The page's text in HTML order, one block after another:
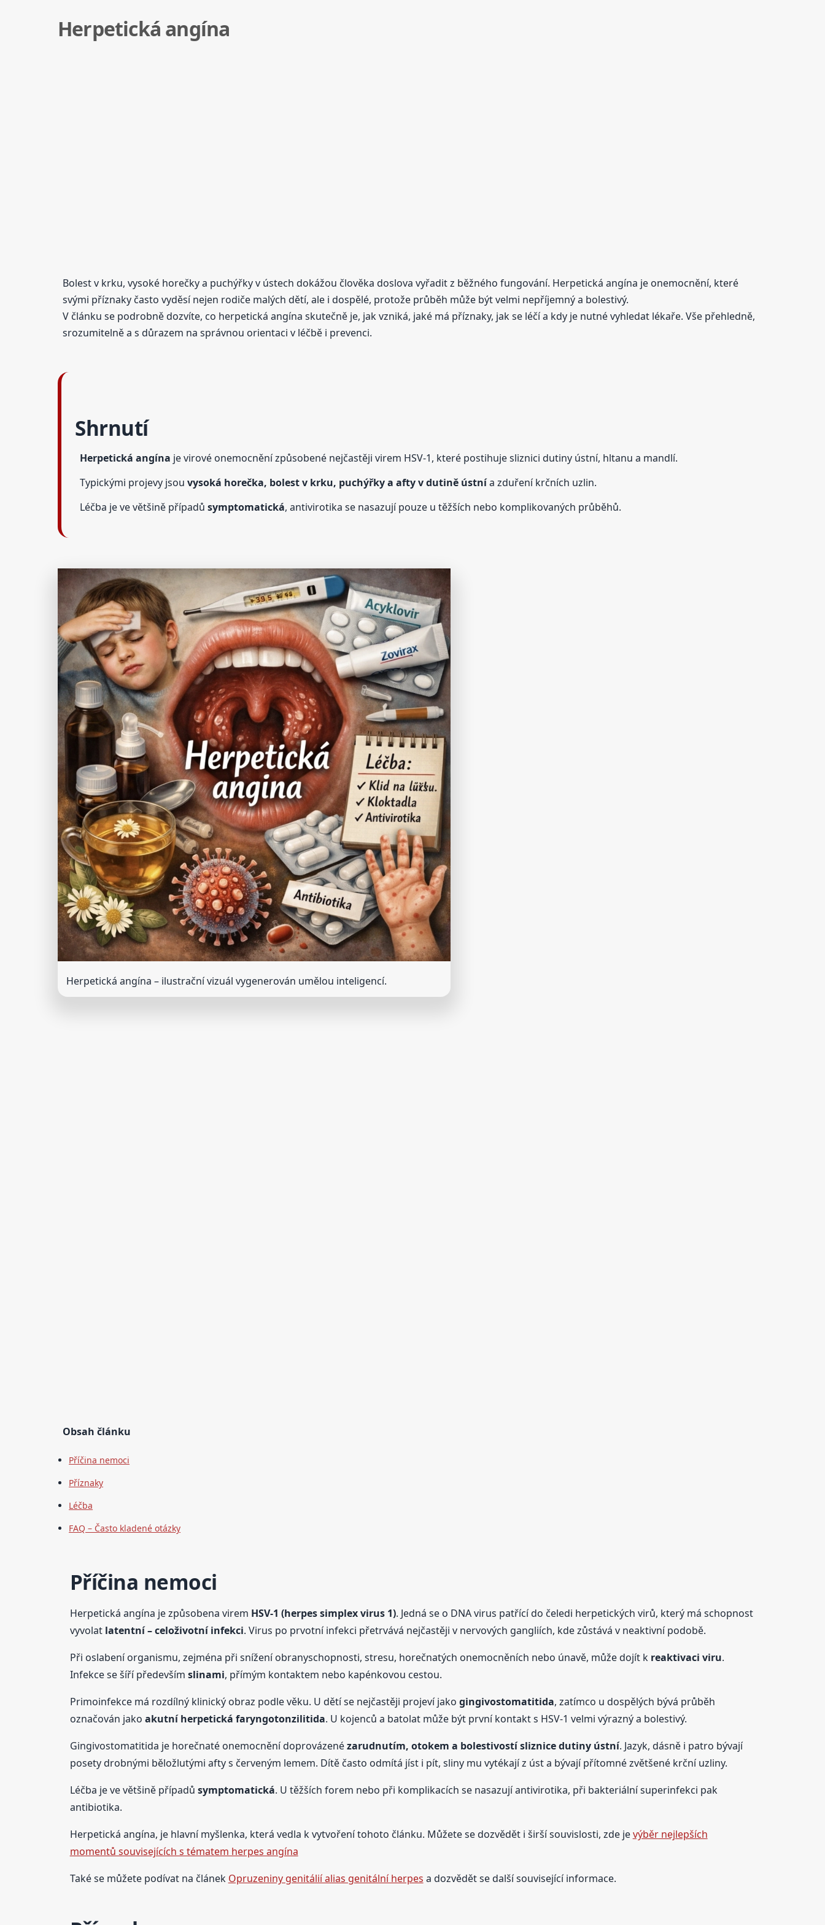
Herpetická angína
Bolest v krku, vysoké horečky a puchýřky v ústech dokážou člověka doslova vyřadit z běžného fungování. Herpetická angína je onemocnění, které
svými příznaky často vyděsí nejen rodiče malých dětí, ale i dospělé, protože průběh může být velmi nepříjemný a bolestivý.
V článku se podrobně dozvíte, co herpetická angína skutečně je, jak vzniká, jaké má příznaky, jak se léčí a kdy je nutné vyhledat lékaře. Vše přehledně,
srozumitelně a s důrazem na správnou orientaci v léčbě i prevenci.
Shrnutí
Herpetická angína je virové onemocnění způsobené nejčastěji virem HSV-1, které postihuje sliznici dutiny ústní, hltanu a mandlí.
Typickými projevy jsouvysoká horečka, bolest v krku, puchýřky a afty v dutině ústnía zduření krčních uzlin.
Léčba je ve většině případůsymptomatická, antivirotika se nasazují pouze u těžších nebo komplikovaných průběhů.
Herpetická angína – ilustrační vizuál vygenerován umělou inteligencí.
Obsah článku
Příčina nemoci
Příznaky
Léčba
FAQ – Často kladené otázky
Příčina nemoci
Herpetická angína je způsobena virem HSV-1 (herpes simplex virus 1). Jedná se o DNA virus patřící do čeledi herpetických virů, který má schopnost
vyvolat latentní – celoživotní infekci. Virus po prvotní infekci přetrvává nejčastěji v nervových gangliích, kde zůstává v neaktivní podobě.
Při oslabení organismu, zejména při snížení obranyschopnosti, stresu, horečnatých onemocněních nebo únavě, může dojít k reaktivaci viru.
Infekce se šíří především slinami, přímým kontaktem nebo kapénkovou cestou.
Primoinfekce má rozdílný klinický obraz podle věku. U dětí se nejčastěji projeví jako gingivostomatitida, zatímco u dospělých bývá průběh
označován jako akutní herpetická faryngotonzilitida. U kojenců a batolat může být první kontakt s HSV-1 velmi výrazný a bolestivý.
Gingivostomatitida je horečnaté onemocnění doprovázenézarudnutím, otokem a bolestivostí sliznice dutiny ústní. Jazyk, dásně i patro bývají
posety drobnými běložlutými afty s červeným lemem. Dítě často odmítá jíst i pít, sliny mu vytékají z úst a bývají přítomné zvětšené krční uzliny.
Léčba je ve většině případů symptomatická. U těžších forem nebo při komplikacích se nasazují antivirotika, při bakteriální superinfekci pak
antibiotika.
Herpetická angína, je hlavní myšlenka, která vedla k vytvoření tohoto článku. Můžete se dozvědět i širší souvislosti, zde jevýběr nejlepších
momentů souvisejících s tématem herpes angína
Také se můžete podívat na článek Opruzeniny genitálií alias genitální herpes a dozvědět se další související informace.